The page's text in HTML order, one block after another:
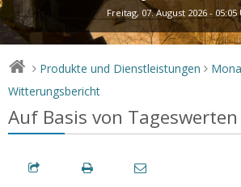
Freitag, 07. August 2026 - 05:05
> Produkte und Dienstleistungen >
Witterungsbericht
Auf Basis von Tageswerten